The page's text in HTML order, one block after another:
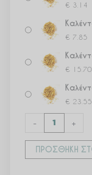
€ 3.14
€ 7.85
€ 15.70
€ 23.55
- +
ΠΡΟΣΘΉΚΗ